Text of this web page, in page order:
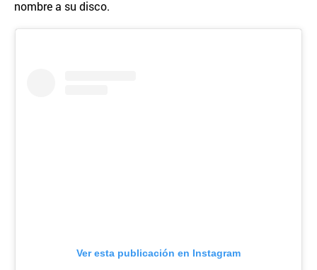
nombre a su disco.
Ver esta publicación en Instagram